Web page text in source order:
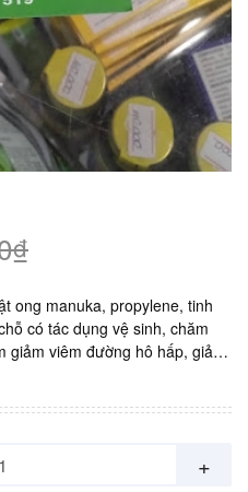
ong manuka, propylene, tinh
có tác dụng vệ sinh, chăm
giảm viêm đường hô hấp, giảm
chai xịt 25ml
+